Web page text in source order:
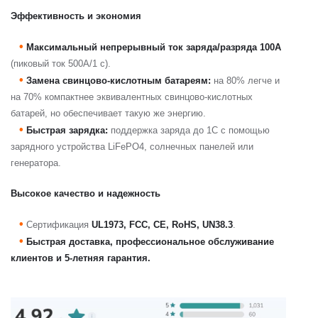
Эффективность и экономия
• Максимальный непрерывный ток заряда/разряда 100А
(пиковый ток 500А/1 с).
• Замена свинцово-кислотным батареям: на 80% легче и
на 70% компактнее эквивалентных свинцово-кислотных
батарей, но обеспечивает такую же энергию.
• Быстрая зарядка: поддержка заряда до 1C с помощью
зарядного устройства LiFePO4, солнечных панелей или
генератора.
Высокое качество и надежность
• Сертификация UL1973, FCC, CE, RoHS, UN38.3
• Быстрая доставка, профессиональное обслуживание
клиентов и 5-летняя гарантия.